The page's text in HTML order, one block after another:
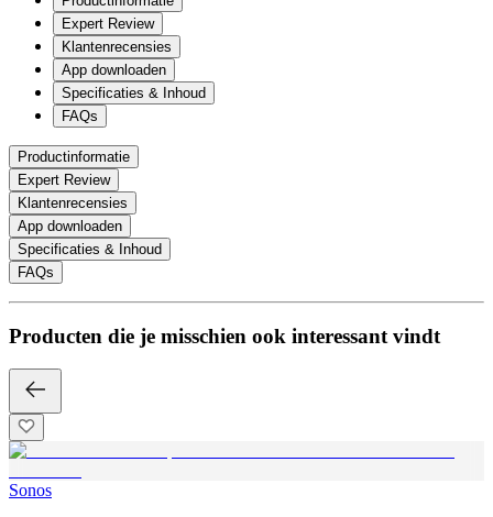
Expert Review
Klantenrecensies
App downloaden
Specificaties & Inhoud
FAQs
Productinformatie
Expert Review
Klantenrecensies
App downloaden
Specificaties & Inhoud
FAQs
Producten die je misschien ook interessant vindt
Sonos